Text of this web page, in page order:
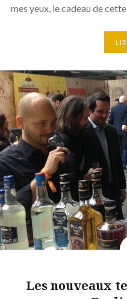
mes yeux, le cadeau de
Les nouveaux